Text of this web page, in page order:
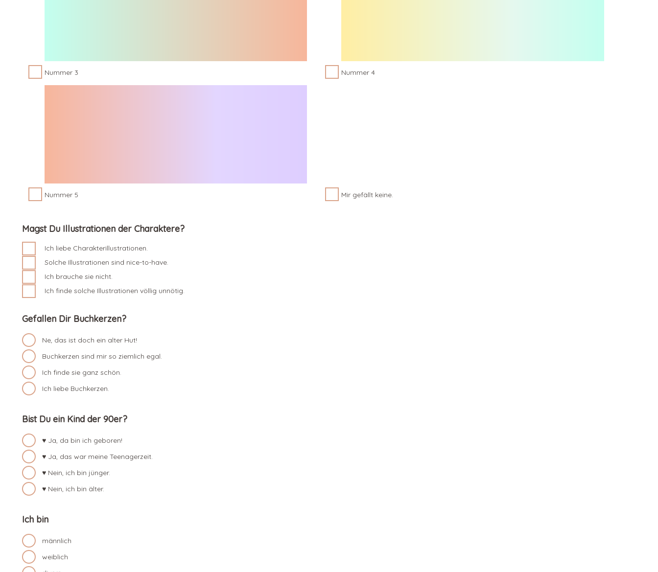
Nummer 3 Nummer 4
Nummer 5 Mir gefällt keine.
Magst Du Illustrationen der Charaktere?
Ich liebe Charakterillustrationen.
Solche Illustrationen sind nice-to-have.
Ich brauche sie nicht.
Ich finde solche Illustrationen völlig unnötig.
Gefallen Dir Buchkerzen?
Ne, das ist doch ein alter Hut!
Buchkerzen sind mir so ziemlich egal.
Ich finde sie ganz schön.
Ich liebe Buchkerzen.
Bist Du ein Kind der 90er?
♥ Ja, da bin ich geboren!
♥ Ja, das war meine Teenagerzeit.
♥ Nein, ich bin jünger.
♥ Nein, ich bin älter.
Ich bin
männlich
weiblich